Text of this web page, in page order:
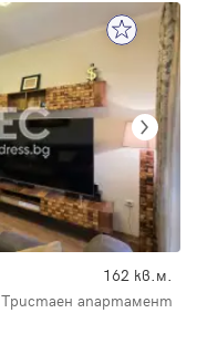
162 кв.м.
Тристаен апартамент